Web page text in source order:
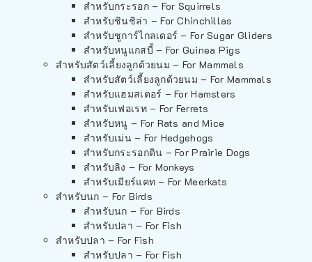
สำหรับกระรอก – For Squirrels
สำหรับชินชิล่า – For Chinchillas
สำหรับชูการ์ไกลเดอร์ – For Sugar Gliders
สำหรับหนูแกสบี้ – For Guinea Pigs
สำหรับสัตว์เลี้ยงลูกด้วยนม – For Mammals
สำหรับสัตว์เลี้ยงลูกด้วยนม – For Mammals
สำหรับแฮมสเตอร์ – For Hamsters
สำหรับเฟอเรท – For Ferrets
สำหรับหนู – For Rats and Mice
สำหรับเม่น – For Hedgehogs
สำหรับกระรอกดิน – For Prairie Dogs
สำหรับลิง – For Monkeys
สำหรับเมียร์แคท – For Meerkats
สำหรับนก – For Birds
สำหรับนก – For Birds
สำหรับปลา – For Fish
สำหรับปลา – For Fish
สำหรับปลา – For Fish